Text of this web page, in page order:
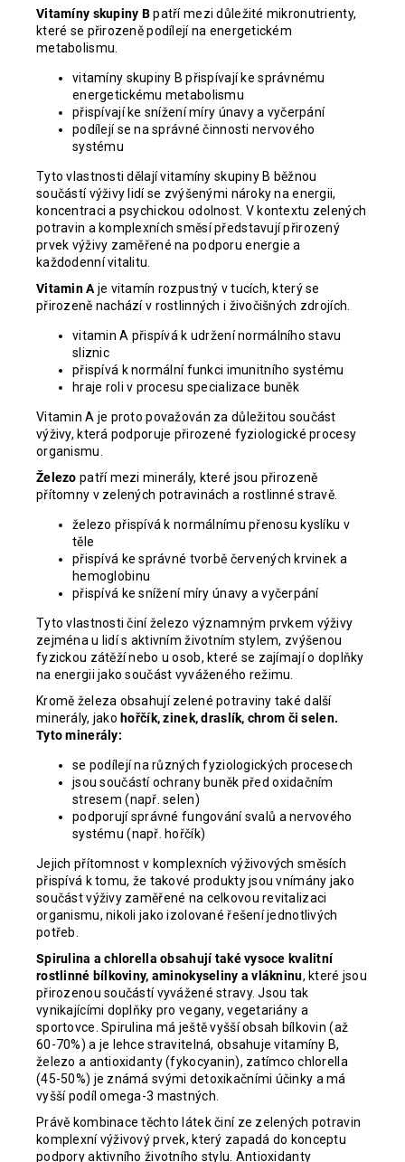
Vitamíny skupiny Bpatří mezi důležité mikronutrienty,
které se přirozeně podílejí na energetickém
metabolismu.
vitamíny skupiny B přispívají ke správnému
energetickému metabolismu
přispívají ke snížení míry únavy a vyčerpání
podílejí se na správné činnosti nervového
systému
Tyto vlastnosti dělají vitamíny skupiny B běžnou
součástí výživy lidí se zvýšenými nároky na energii,
koncentraci a psychickou odolnost. V kontextu zelených
potravin a komplexních směsí představují přirozený
prvek výživy zaměřené na podporu energie a
každodenní vitalitu.
Vitamin A je vitamín rozpustný v tucích, který se
přirozeně nachází v rostlinných i živočišných zdrojích.
vitamin A přispívá k udržení normálního stavu
sliznic
přispívá k normální funkci imunitního systému
hraje roli v procesu specializace buněk
Vitamin A je proto považován za důležitou součást
výživy, která podporuje přirozené fyziologické procesy
organismu.
Železo patří mezi minerály, které jsou přirozeně
přítomny v zelených potravinách a rostlinné stravě.
železo přispívá k normálnímu přenosu kyslíku v
těle
přispívá ke správné tvorbě červených krvinek a
hemoglobinu
přispívá ke snížení míry únavy a vyčerpání
Tyto vlastnosti činí železo významným prvkem výživy
zejména u lidí s aktivním životním stylem, zvýšenou
fyzickou zátěží nebo u osob, které se zajímají o doplňky
na energii jako součást vyváženého režimu.
Kromě železa obsahují zelené potraviny také další
minerály, jako hořčík, zinek, draslík, chrom či selen.
Tyto minerály:
se podílejí na různých fyziologických procesech
jsou součástí ochrany buněk před oxidačním
stresem (např. selen)
podporují správné fungování svalů a nervového
systému (např. hořčík)
Jejich přítomnost v komplexních výživových směsích
přispívá k tomu, že takové produkty jsou vnímány jako
součást výživy zaměřené na celkovou revitalizaci
organismu, nikoli jako izolované řešení jednotlivých
potřeb.
Spirulina a chlorella obsahují také vysoce kvalitní
rostlinné bílkoviny, aminokyseliny a vlákninu, které jsou
přirozenou součástí vyvážené stravy. Jsou tak
vynikajícími doplňky pro vegany, vegetariány a
sportovce. Spirulina má ještě vyšší obsah bílkovin (až
60-70%) a je lehce stravitelná, obsahuje vitamíny B,
železo a antioxidanty (fykocyanin), zatímco chlorella
(45-50%) je známá svými detoxikačními účinky a má
vyšší podíl omega-3 mastných.
Právě kombinace těchto látek činí ze zelených potravin
komplexní výživový prvek, který zapadá do konceptu
podpory aktivního životního stylu. Antioxidanty